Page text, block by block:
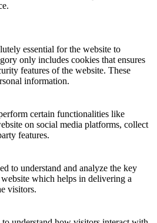
essential for the website to
only includes cookies that ensures
features of the website. These
information.
certain functionalities like
on social media platforms, collect
features.
to understand and analyze the key
which helps in delivering a
visitors.